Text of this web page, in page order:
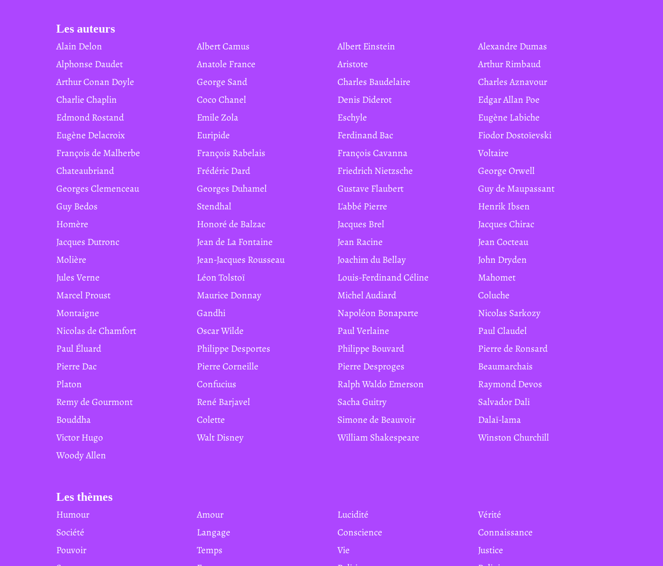
Les auteurs
Alain Delon Albert Camus Albert Einstein
Alexandre Dumas
Alphonse Daudet
Anatole France Aristote
Arthur Rimbaud
Arthur Conan Doyle
George Sand Charles Baudelaire
Charles Aznavour
Charlie Chaplin
Coco Chanel Denis Diderot
Edgar Allan Poe
Edmond Rostand
Emile Zola Eschyle
Eugène Labiche
Eugène Delacroix
Euripide Ferdinand Bac
Fiodor Dostoïevski
François de Malherbe
François Rabelais François Cavanna
Voltaire
Chateaubriand
Frédéric Dard Friedrich Nietzsche
George Orwell
Georges Clemenceau
Georges Duhamel Gustave Flaubert
Guy de Maupassant
Guy Bedos
Stendhal L'abbé Pierre
Henrik Ibsen
Homère
Honoré de Balzac Jacques Brel
Jacques Chirac
Jacques Dutronc
Jean de La Fontaine Jean Racine
Jean Cocteau
Molière
Jean-Jacques Rousseau Joachim du Bellay
John Dryden
Jules Verne
Léon Tolstoï Louis-Ferdinand Céline
Mahomet
Marcel Proust
Maurice Donnay Michel Audiard
Coluche
Montaigne
Gandhi Napoléon Bonaparte
Nicolas Sarkozy
Nicolas de Chamfort
Oscar Wilde Paul Verlaine
Paul Claudel
Paul Éluard
Philippe Desportes Philippe Bouvard
Pierre de Ronsard
Pierre Dac
Pierre Corneille Pierre Desproges
Beaumarchais
Platon
Confucius Ralph Waldo Emerson
Raymond Devos
Remy de Gourmont
René Barjavel Sacha Guitry
Salvador Dali
Bouddha
Colette Simone de Beauvoir
Dalaï-lama
Victor Hugo
Walt Disney William Shakespeare
Winston Churchill
Woody Allen
Les thèmes
Humour Amour Lucidité
Vérité
Société
Langage Conscience
Connaissance
Pouvoir
Temps Vie
Justice